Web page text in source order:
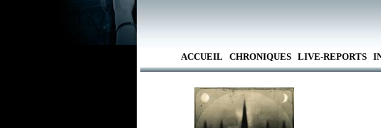
ACCUEIL CHRONIQUES LIVE-REPORTS